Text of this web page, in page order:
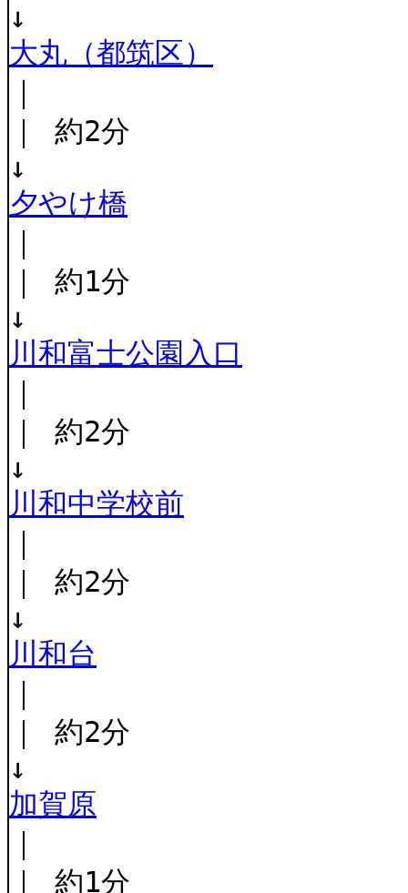
↓
大丸（都筑区）
｜ 約2分
↓
夕やけ橋
｜ 約1分
↓
川和富士公園入口
｜ 約2分
↓
川和中学校前
｜ 約2分
↓
川和台
｜ 約2分
↓
加賀原
｜ 約1分